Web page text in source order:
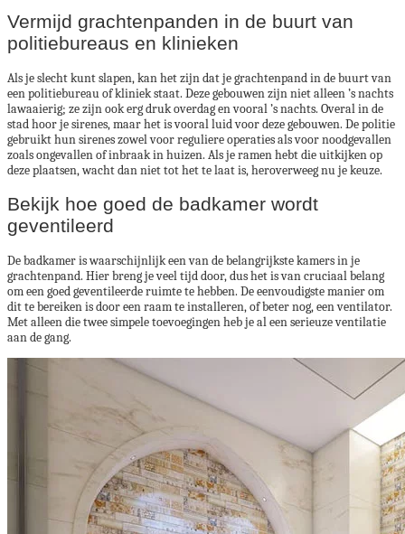
Vermijd grachtenpanden in de buurt van
politiebureaus en klinieken
Als je slecht kunt slapen, kan het zijn dat je grachtenpand in de buurt van
een politiebureau of kliniek staat. Deze gebouwen zijn niet alleen ’s nachts
lawaaierig; ze zijn ook erg druk overdag en vooral ’s nachts. Overal in de
stad hoor je sirenes, maar het is vooral luid voor deze gebouwen. De politie
gebruikt hun sirenes zowel voor reguliere operaties als voor noodgevallen
zoals ongevallen of inbraak in huizen. Als je ramen hebt die uitkijken op
deze plaatsen, wacht dan niet tot het te laat is, heroverweeg nu je keuze.
Bekijk hoe goed de badkamer wordt
geventileerd
De badkamer is waarschijnlijk een van de belangrijkste kamers in je
grachtenpand. Hier breng je veel tijd door, dus het is van cruciaal belang
om een ​​goed geventileerde ruimte te hebben. De eenvoudigste manier om
dit te bereiken is door een raam te installeren, of beter nog, een ventilator.
Met alleen die twee simpele toevoegingen heb je al een serieuze ventilatie
aan de gang.